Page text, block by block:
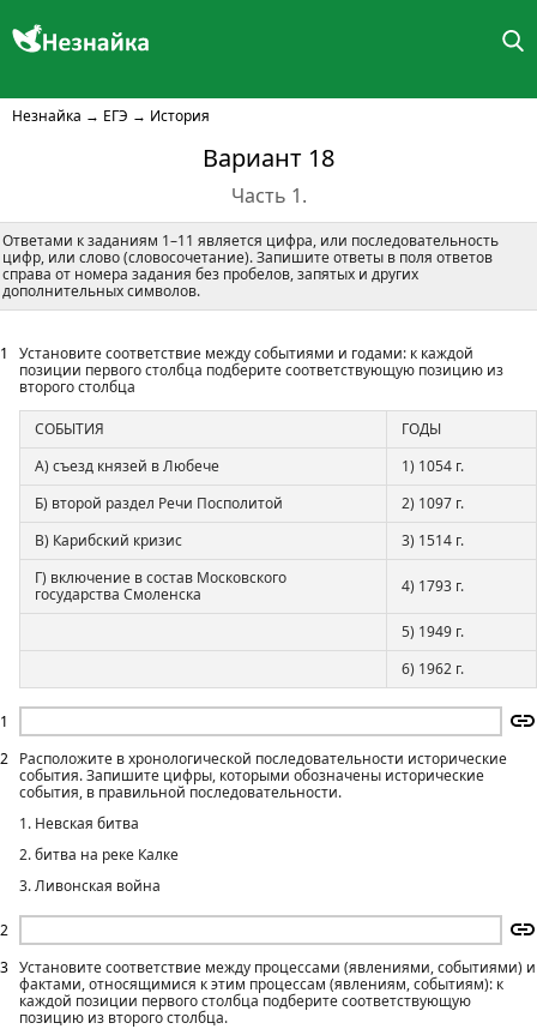
Незнайка → ЕГЭ → История
Вариант 18
Часть 1.
Ответами к заданиям 1–11 является цифра, или последовательность
цифр, или слово (словосочетание). Запишите ответы в поля ответов
справа от номера задания без пробелов, запятых и других
дополнительных символов.
1
1
Установите соответствие между событиями и годами: к каждой
позиции первого столбца подберите соответствующую позицию из
второго столбца
СОБЫТИЯ
ГОДЫ
А) съезд князей в Любече
1) 1054 г.
Б) второй раздел Речи Посполитой
2) 1097 г.
В) Карибский кризис
3) 1514 г.
Г) включение в состав Московского
государства Смоленска
4) 1793 г.
5) 1949 г.
6) 1962 г.
2
2
Расположите в хронологической последовательности исторические
события. Запишите цифры, которыми обозначены исторические
события, в правильной последовательности.
1. Невская битва
2. битва на реке Калке
3. Ливонская война
3 Установите соответствие между процессами (явлениями, событиями) и
фактами, относящимися к этим процессам (явлениям, событиям): к
каждой позиции первого столбца подберите соответствующую
позицию из второго столбца.